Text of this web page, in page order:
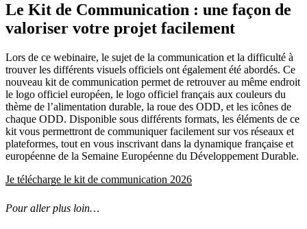
Le Kit de Communication : une façon de
valoriser votre projet facilement
Lors de ce webinaire, le sujet de la communication et la difficulté à
trouver les différents visuels officiels ont également été abordés. Ce
nouveau kit de communication permet de retrouver au même endroit
le logo officiel européen, le logo officiel français aux couleurs du
thème de l’alimentation durable, la roue des ODD, et les icônes de
chaque ODD. Disponible sous différents formats, les éléments de ce
kit vous permettront de communiquer facilement sur vos réseaux et
plateformes, tout en vous inscrivant dans la dynamique française et
européenne de la Semaine Européenne du Développement Durable.
Je télécharge le kit de communication 2026
Pour aller plus loin…